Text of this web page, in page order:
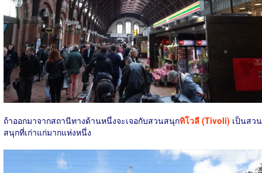
ถ้าออกมาจากสถานีทางด้านหนึ่งจะเจอกับสวนสนุกทิโวลี (Tivoli) เป็นสวน
สนุกที่เก่าแก่มากแห่งหนึ่ง